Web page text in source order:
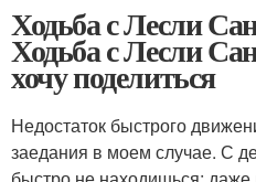
Ходьба с Лесли
Ходьба с Лесли
хочу поделиться
Недостаток быстрого
заедания в моем случае. С